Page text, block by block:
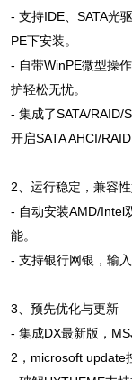
- 支持IDE、SATA光
PE下安装。
- 自带WinPE微型操
护轻松无忧。
- 集成了SATA/RAID/
开启SATA AHCI/RAID
2、运行稳定，兼容
- 自动安装AMD/Intel
能。
- 支持银行网银，输
3、预先优化与更新
- 集成DX最新版，
2，microsoft update